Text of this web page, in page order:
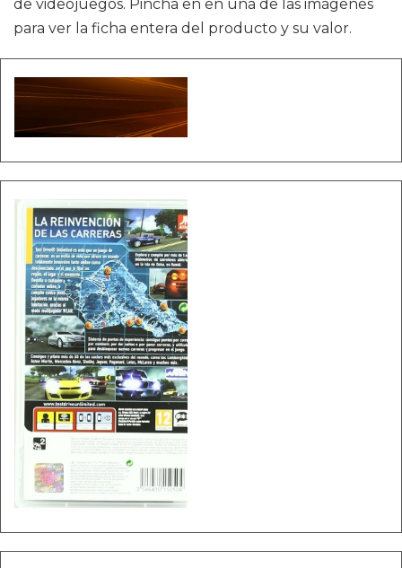
de videojuegos. Pincha en en una de las imágenes
para ver la ficha entera del producto y su valor.